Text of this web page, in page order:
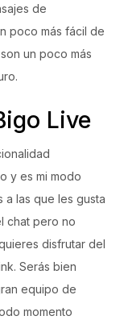
de
poco más fácil de
un poco más
Live
y es mi modo
a las que les gusta
chat pero no
disfrutar del
Serás bien
equipo de
momento